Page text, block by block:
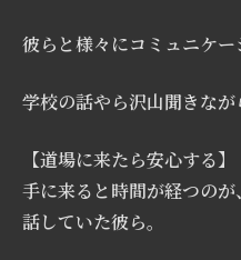
彼らと様々にコミュニケー
学校の話やら沢山聞きなが
【道場に来たら安心する
手に来ると時間が経つの
話していた彼ら。